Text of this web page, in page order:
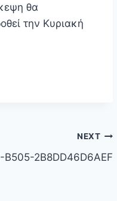
θα
την Κυριακή
NEXT
2B8DD46D6AEF